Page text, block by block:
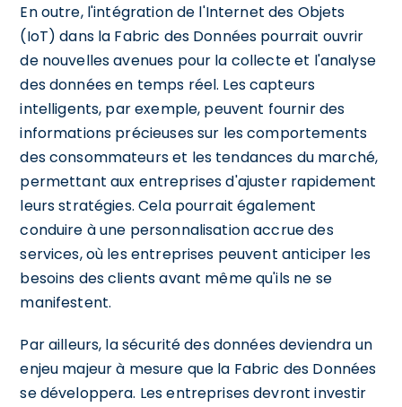
En outre, l'intégration de l'Internet des Objets
(IoT) dans la Fabric des Données pourrait ouvrir
de nouvelles avenues pour la collecte et l'analyse
des données en temps réel. Les capteurs
intelligents, par exemple, peuvent fournir des
informations précieuses sur les comportements
des consommateurs et les tendances du marché,
permettant aux entreprises d'ajuster rapidement
leurs stratégies. Cela pourrait également
conduire à une personnalisation accrue des
services, où les entreprises peuvent anticiper les
besoins des clients avant même qu'ils ne se
manifestent.
Par ailleurs, la sécurité des données deviendra un
enjeu majeur à mesure que la Fabric des Données
se développera. Les entreprises devront investir